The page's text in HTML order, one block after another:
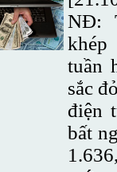
NĐ:
tuần
sắc
điện
bất